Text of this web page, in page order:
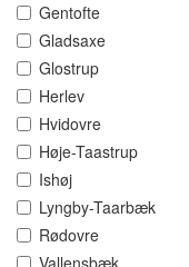
Gentofte
Gladsaxe
Glostrup
Herlev
Hvidovre
Høje-Taastrup
Ishøj
Lyngby-Taarbæk
Rødovre